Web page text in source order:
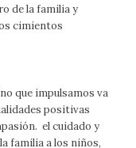
de la familia y
cimientos
que impulsamos va
positivas
el cuidado y
familia a los niños,